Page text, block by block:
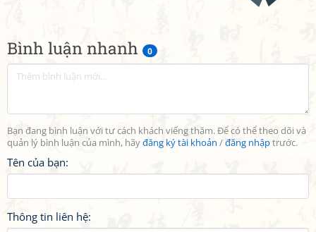
Bình luận nhanh 0
Bạn đang bình luận với tư cách khách viếng thăm. Để có thể theo dõi và
quản lý bình luận của mình, hãyđăng ký tài khoản /đăng nhậptrước.
Tên của bạn:
Thông tin liên hệ: